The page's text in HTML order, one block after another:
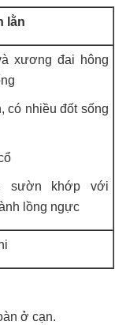
lằn
xương đai hông
có nhiều đốt sống
sườn khớp với
lồng ngực
ở cạn.